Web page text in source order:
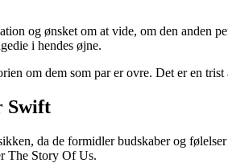
og ønsket om at vide, om den anden
i hendes øjne.
om dem som par er ovre. Det er en
Swift
da de formidler budskaber og
The Story Of Us.